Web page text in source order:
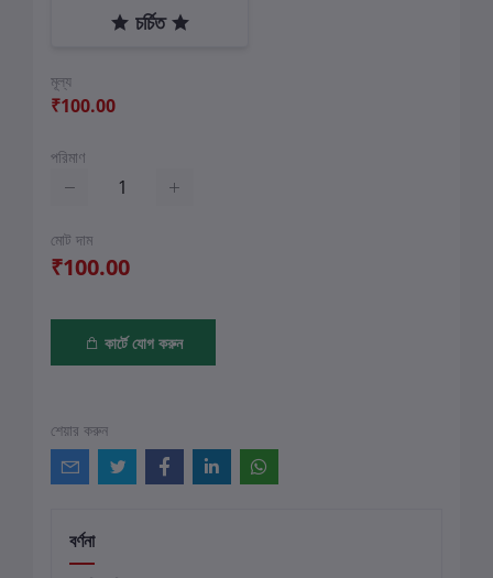
চর্চিত
মূল্য
₹100.00
পরিমাণ
মোট দাম
₹100.00
কার্টে যোগ করুন
শেয়ার করুন
বর্ণনা